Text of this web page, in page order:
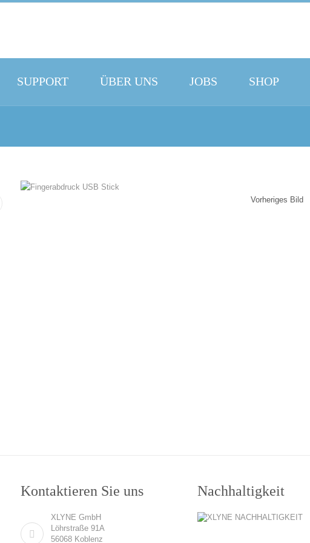
SUPPORT ÜBER UNS JOBS SHOP
Vorheriges Bild
Kontaktieren Sie uns
XLYNE GmbH
Löhrstraße 91A
56068 Koblenz
Nachhaltigkeit